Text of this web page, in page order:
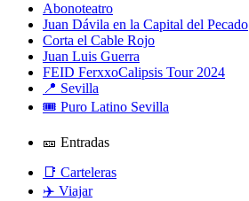
Abonoteatro
Juan Dávila en la Capital del Pecado
Corta el Cable Rojo
Juan Luis Guerra
FEID FerxxoCalipsis Tour 2024
📍 Sevilla
🎟️ Puro Latino Sevilla
🎫 Entradas
📑 Carteleras
✈️ Viajar